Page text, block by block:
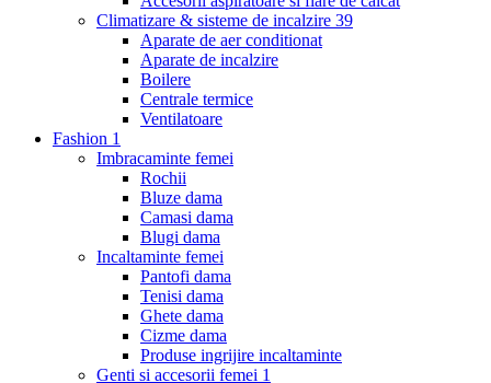
Climatizare & sisteme de incalzire 39
Aparate de aer conditionat
Aparate de incalzire
Boilere
Centrale termice
Ventilatoare
Fashion 1
Imbracaminte femei
Rochii
Bluze dama
Camasi dama
Blugi dama
Incaltaminte femei
Pantofi dama
Tenisi dama
Ghete dama
Cizme dama
Produse ingrijire incaltaminte
Genti si accesorii femei 1